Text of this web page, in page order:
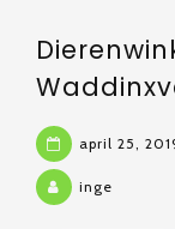
april 25,
inge